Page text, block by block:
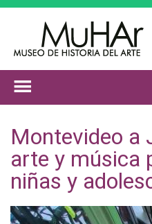
Montevideo a
arte y música
niñas y